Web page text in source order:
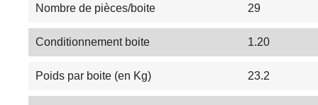
Nombre de pièces/boite 29
Conditionnement boite 1.20
Poids par boite (en Kg) 23.2